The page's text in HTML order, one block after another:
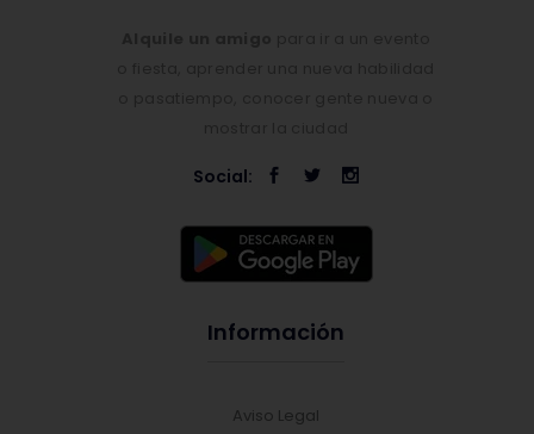
Social:
Información
Aviso Legal